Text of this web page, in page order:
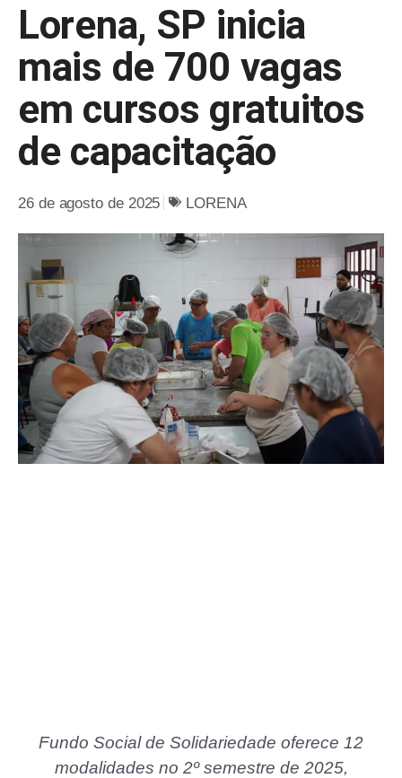
Lorena, SP inicia
mais de 700 vagas
em cursos gratuitos
de capacitação
26 de agosto de 2025 LORENA
Fundo Social de Solidariedade oferece 12
modalidades no 2º semestre de 2025,